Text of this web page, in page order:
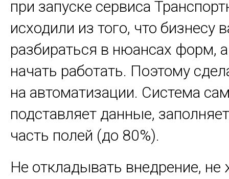
при запуске сервиса
исходили из того, что бизнесу
разбираться в нюансах форм,
начать работать. Поэтому
на автоматизации. Система
подставляет данные,
часть полей (до 80%).
Не откладывать внедрение, не